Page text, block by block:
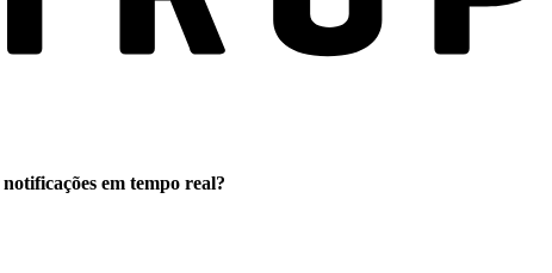
notificações em tempo real?